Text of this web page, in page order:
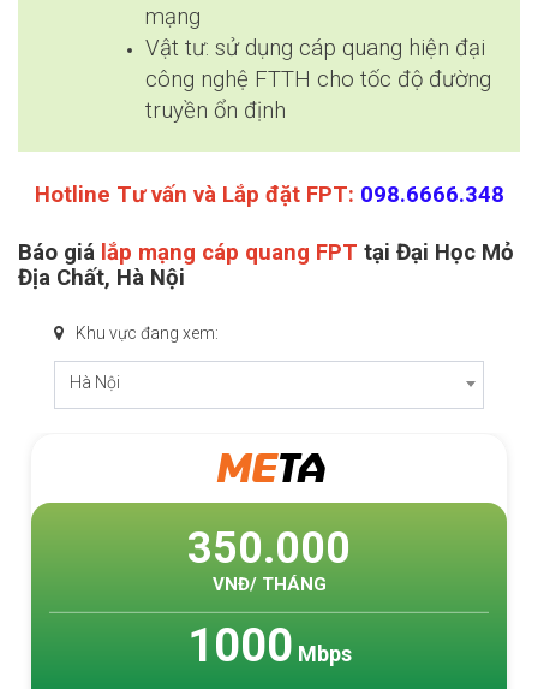
mạng
Vật tư: sử dụng cáp quang hiện đại
công nghệ FTTH cho tốc độ đường
truyền ổn định
Hotline Tư vấn và Lắp đặt FPT: 098.6666.348
Báo giá lắp mạng cáp quang FPT tại Đại Học Mỏ
Địa Chất, Hà Nội
Khu vực đang xem:
Hà Nội
SKYF1
235.000
VNĐ/ THÁNG
1000 Mbps